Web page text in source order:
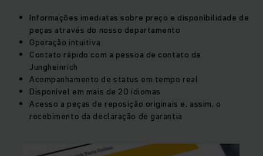
Informações imediatas sobre preço e disponibilidade de
peças através do nosso departamento
Operação intuitiva
Contato rápido com a pessoa de contato da
Jungheinrich
Acompanhamento de status em tempo real
Disponível em mais de 20 idiomas
Acesso a peças de reposição originais e, assim, o
recebimento da declaração de garantia